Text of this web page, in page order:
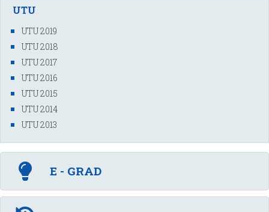
UTU
UTU 2019
UTU 2018
UTU 2017
UTU 2016
UTU 2015
UTU 2014
UTU 2013
E - GRAD